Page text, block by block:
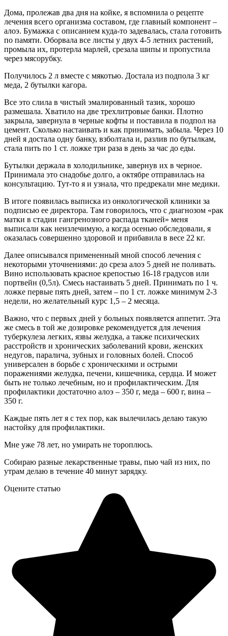
Дома, пролежав два дня на койке, я вспомнила о рецепте
лечения всего организма составом, где главный компонент –
алоэ. Бумажка с описанием куда-то задевалась, стала готовить
по памяти. Оборвала все листы у двух 4-5 летних растений,
промыла их, протерла марлей, срезала шипы и пропустила
через мясорубку.
Получилось 2 л вместе с мякотью. Достала из подпола 3 кг
меда, 2 бутылки кагора.
Все это слила в чистый эмалированный тазик, хорошо
размешала. Хватило на две трехлитровые банки. Плотно
закрыла, завернула в черные кофты и поставила в подпол на
цемент. Сколько настаивать и как принимать, забыла. Через 10
дней я достала одну банку, взболтала и, разлив по бутылкам,
стала пить по 1 ст. ложке три раза в день за час до еды.
Бутылки держала в холодильнике, завернув их в черное.
Принимала это снадобье долго, а октябре отправилась на
консультацию. Тут-то я и узнала, что предрекали мне медики.
В итоге появилась выписка из онкологической клиники за
подписью ее директора. Там говорилось, что с диагнозом «рак
матки в стадии гангренозного распада тканей» меня
выписали как неизлечимую, а когда осенью обследовали, я
оказалась совершенно здоровой и прибавила в весе 22 кг.
Далее описывался примененный мной способ лечения с
некоторыми уточнениями: до среза алоэ 5 дней не поливать.
Вино использовать красное крепостью 16-18 градусов или
портвейн (0,5л). Смесь настаивать 5 дней. Принимать по 1 ч.
ложке первые пять дней, затем – по 1 ст. ложке минимум 2-3
недели, но желательный курс 1,5 – 2 месяца.
Важно, что с первых дней у больных появляется аппетит. Эта
же смесь в той же дозировке рекомендуется для лечения
туберкулеза легких, язвы желудка, а также психических
расстройств и хронических заболеваний крови, женских
недугов, паралича, зубных и головных болей. Способ
универсален в борьбе с хроническими и острыми
поражениями желудка, печени, кишечника, сердца. И может
быть не только лечебным, но и профилактическим. Для
профилактики достаточно алоэ – 350 г, меда – 600 г, вина –
350 г.
Каждые пять лет я с тех пор, как вылечилась делаю такую
настойку для профилактики.
Мне уже 78 лет, но умирать не тороплюсь.
Собираю разные лекарственные травы, пью чай из них, по
утрам делаю в течение 40 минут зарядку.
Оцените статью